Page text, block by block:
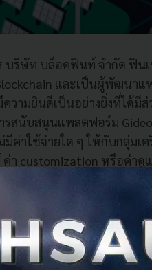
บริษัท บล็อคฟินท์ จำกัด ฟิน
และเป็นผู้พัฒนาแ
ามยินดีเป็นอย่างยิ่งที่ได้มีส่
สนับสนุนแพลตฟอร์ม
ค่าใช้จ่ายใด ๆ ให้กับกลุ่มเ
ค่า customization หรือค่าดู
ายแลกเปลี่ยนคาร์บอนเครดิ
ะดวกสบายและรวดเร็ว เพร
ที่พัฒนาโดยนักซอฟต์แวร์ช
ให้มีลักษณะ User Friendly